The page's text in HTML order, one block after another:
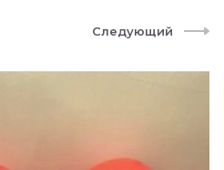
Следующий